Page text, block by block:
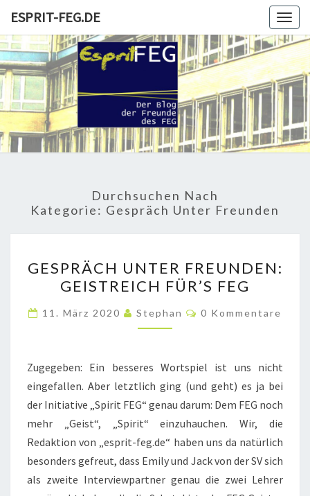
content
ESPRIT-FEG.DE
ESPRIT-
FEG.DE
Der Blog
Der
Freunde
Und
Förderer
Durchsuchen Nach
Kategorie: Gespräch Unter Freunden
UNTER
FREUNDEN:
GEISTREICH
FÜR’S
GESPRÄCH UNTER FREUNDEN:
GEISTREICH FÜR’S FEG
11. März 2020 Stephan Kommentare
0 Kommentare
Zugegeben: Ein besseres Wortspiel ist uns nicht
eingefallen. Aber letztlich ging (und geht) es ja bei
der Initiative „Spirit FEG“ genau darum: Dem FEG noch
mehr „Geist“, „Spirit“ einzuhauchen. Wir, die
Redaktion von „esprit-feg.de“ haben uns da natürlich
besonders gefreut, dass Emily und Jack von der SV sich
als zweite Interviewpartner genau die zwei Lehrer